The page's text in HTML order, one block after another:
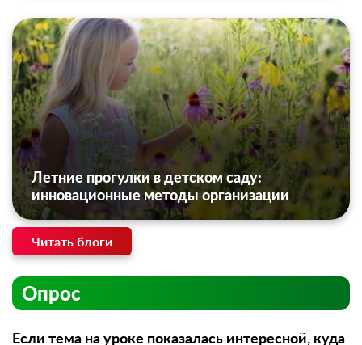
Летние прогулки в детском саду:
инновационные методы организации
Читать блоги
Опрос
Если тема на уроке показалась интересной, куда